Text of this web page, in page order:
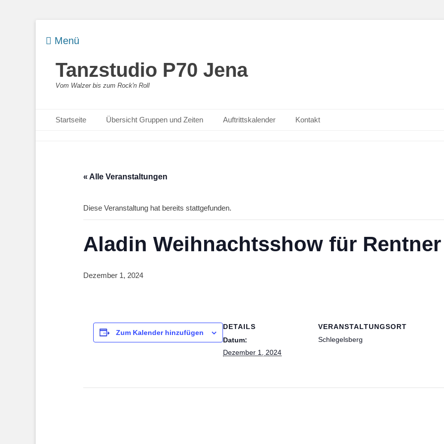
Menü
Tanzstudio P70 Jena
Vom Walzer bis zum Rock'n Roll
Primäres Menü
Inhalt
Startseite Übersicht Gruppen und Zeiten Auftrittskalender Kontakt
« Alle Veranstaltungen
Diese Veranstaltung hat bereits stattgefunden.
Aladin Weihnachtsshow für Rentner
Dezember 1, 2024
Zum Kalender hinzufügen
DETAILS
Datum:
Dezember 1, 2024
VERANSTALTUNGSORT
Schlegelsberg